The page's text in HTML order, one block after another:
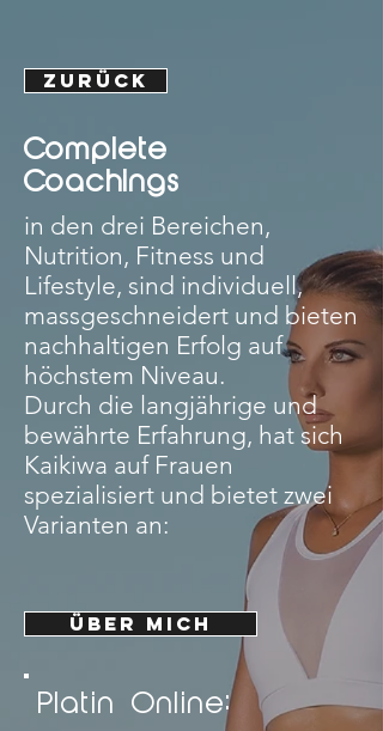
in den drei Bereichen,
Nutrition, Fitness und
Lifestyle, sind individuell,
massgeschneidert und bieten
nachhaltigen Erfolg auf
höchstem Niveau.
Durch die langjährige und
bewährte Erfahrung, hat sich
Kaikiwa auf Frauen
spezialisiert und bietet zwei
Varianten an:
Platin Online:
Complete
Coachings
ZURÜCK
ÜBER MICH